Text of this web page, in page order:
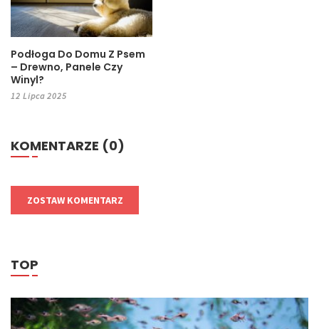
Podłoga Do Domu Z Psem
– Drewno, Panele Czy
Winyl?
12 Lipca 2025
KOMENTARZE (0)
ZOSTAW KOMENTARZ
TOP